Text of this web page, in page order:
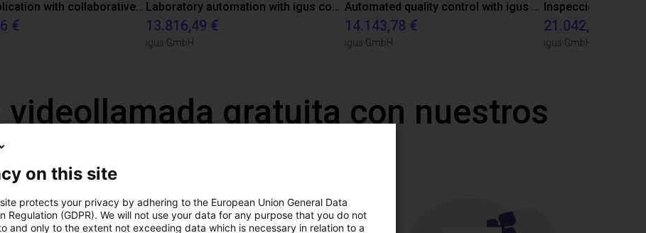
Gluing application with collaborative robot
€
Laboratory automation with igus cobot ReBeL 6DOF
13.816,49 €
igus GmbH
Automated quality control with igus ReBeL
14.143,78 €
igus GmbH
21.042,17 €
igus GmbH
videollamada gratuita con nuestros
on this site
protects your privacy by adhering to the European Union General Data
Regulation (GDPR). We will not use your data for any purpose that you do not
and only to the extent not exceeding data which is necessary in relation to a